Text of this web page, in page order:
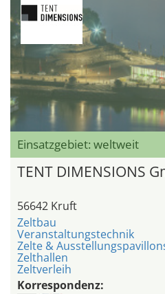
Einsatzgebiet: weltweit
TENT DIMENSIONS
56642 Kruft
Zeltbau
Veranstaltungstechnik
Zelte &
Zelthallen
Zeltverleih
Korrespondenz: